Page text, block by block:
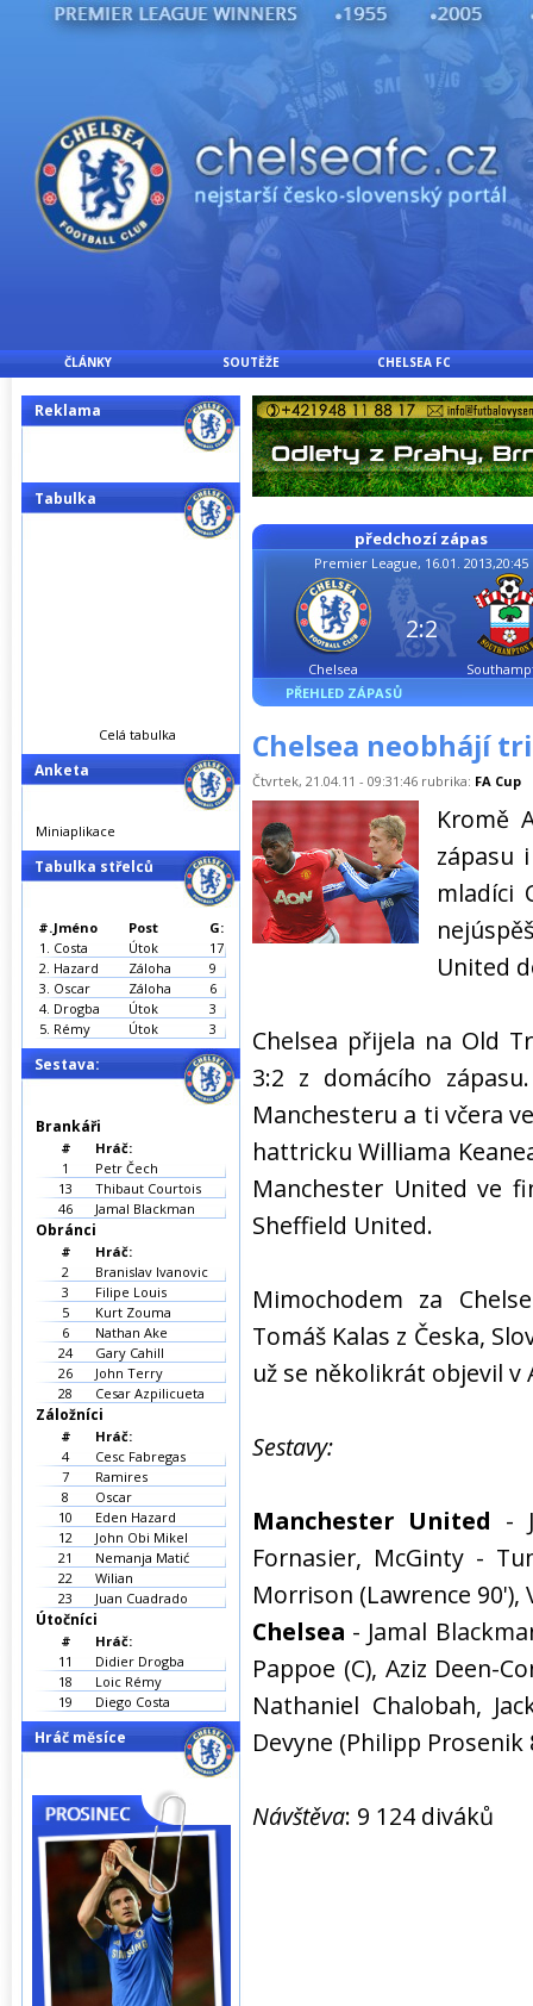
ČLÁNKY SOUTĚŽE CHELSEA FC
předchozí zápas
Premier League, 16.01. 2013,20:45
Chelsea
2:2
PŘEHLED ZÁPASŮ
Chelsea neobhájí
Čtvrtek, 21.04.11 - 09:31:46 rubrika: FA Cup
Kromě
zápasu
mladíci
United
Chelsea přijela na Old
3:2 z domácího
Manchesteru a ti včera
hattricku Williama
Manchester United ve
Sheffield United.
Mimochodem za
Tomáš Kalas z Česka,
už se několikrát objevil v
Sestavy:
Manchester United -
Fornasier, McGinty -
Morrison (Lawrence 90'),
Chelsea - Jamal
Pappoe (C), Aziz Deen-
Nathaniel Chalobah,
Devyne (Philipp
Návštěva: 9 124 diváků
Reklama
Tabulka
Celá tabulka
Anketa
Miniaplikace
Tabulka střelců
#.Jméno Post
G:
1. Costa Útok
17
2. Hazard Záloha
9
3. Oscar Záloha
6
4. Drogba Útok
3
5. Rémy Útok 3
Sestava:
Brankáři
#
Hráč:
1
Petr Čech
13
Thibaut Courtois
46
Jamal Blackman
Obránci
#
Hráč:
2
Branislav Ivanovic
3
Filipe Louis
5
Kurt Zouma
6
Nathan Ake
24
Gary Cahill
26
John Terry
28
Cesar Azpilicueta
Záložníci
#
Hráč:
4
Cesc Fabregas
7
Ramires
8
Oscar
10
Eden Hazard
12
John Obi Mikel
21
Nemanja Matić
22
Wilian
23
Juan Cuadrado
Útočníci
#
Hráč:
11
Didier Drogba
18
Loic Rémy
19
Diego Costa
Hráč měsíce